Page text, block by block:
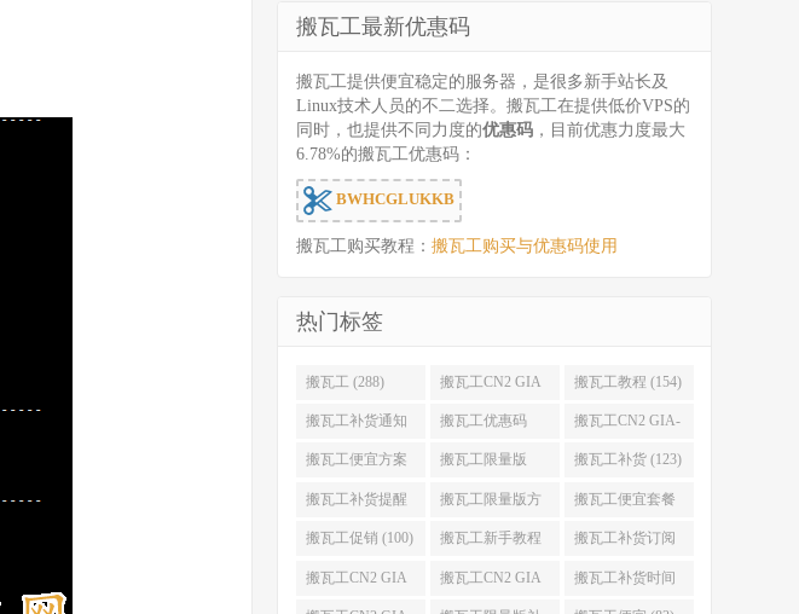
搬瓦工最新优惠码
搬瓦工提供便宜稳定的服务器，是很多新手站长及
Linux技术人员的不二选择。搬瓦工在提供低价VPS的
同时，也提供不同力度的优惠码 ，目前优惠力度最大
6.78%的搬瓦工优惠码：
BWHCGLUKKB
搬瓦工购买教程： 搬瓦工购买与优惠码使用
热门标签
搬瓦工 (288) 搬瓦工CN2 GIA
(176)
搬瓦工教程 (154)
搬瓦工补货通知
(132)
搬瓦工优惠码
(131)
搬瓦工CN2 GIA-
E (130)
搬瓦工便宜方案
(128)
搬瓦工限量版
(126)
搬瓦工补货 (123)
搬瓦工补货提醒
(106)
搬瓦工限量版方
案 (106)
搬瓦工便宜套餐
(103)
搬瓦工促销 (100) 搬瓦工新手教程
(98)
搬瓦工补货订阅
(98)
搬瓦工CN2 GIA 搬瓦工CN2 GIA 搬瓦工补货时间